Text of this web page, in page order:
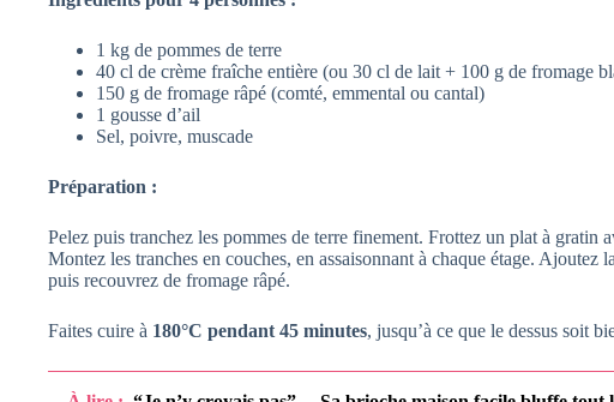
1 kg de pommes de terre
40 cl de crème fraîche entière (ou 30 cl de lait + 100 g de fromage
150 g de fromage râpé (comté, emmental ou cantal)
1 gousse d’ail
Sel, poivre, muscade
Préparation :
Pelez puis tranchez les pommes de terre finement. Frottez un plat à gratin
Montez les tranches en couches, en assaisonnant à chaque étage. Ajoutez
puis recouvrez de fromage râpé.
Faites cuire à 180°C pendant 45 minutes, jusqu’à ce que le dessus soit